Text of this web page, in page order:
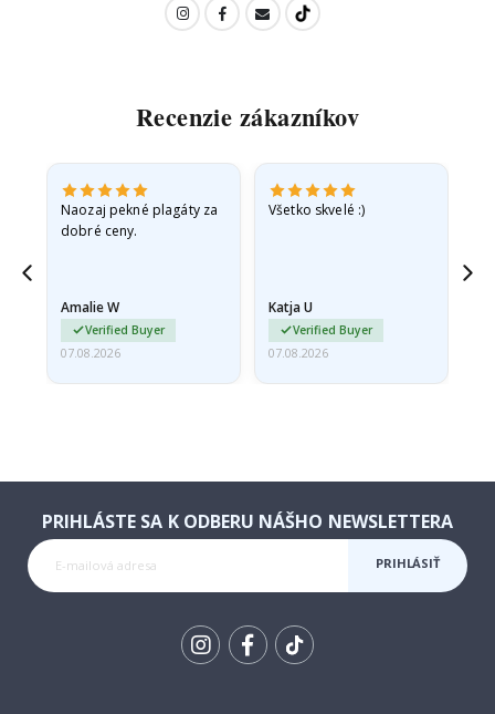
Recenzie zákazníkov
Naozaj pekné plagáty za
dobré ceny.
Amalie W
Verified Buyer
07.08.2026
Všetko skvelé :)
Katja U
Verified Buyer
07.08.2026
PRIHLÁSTE SA K ODBERU NÁŠHO NEWSLETTERA
PRIHLÁSIŤ